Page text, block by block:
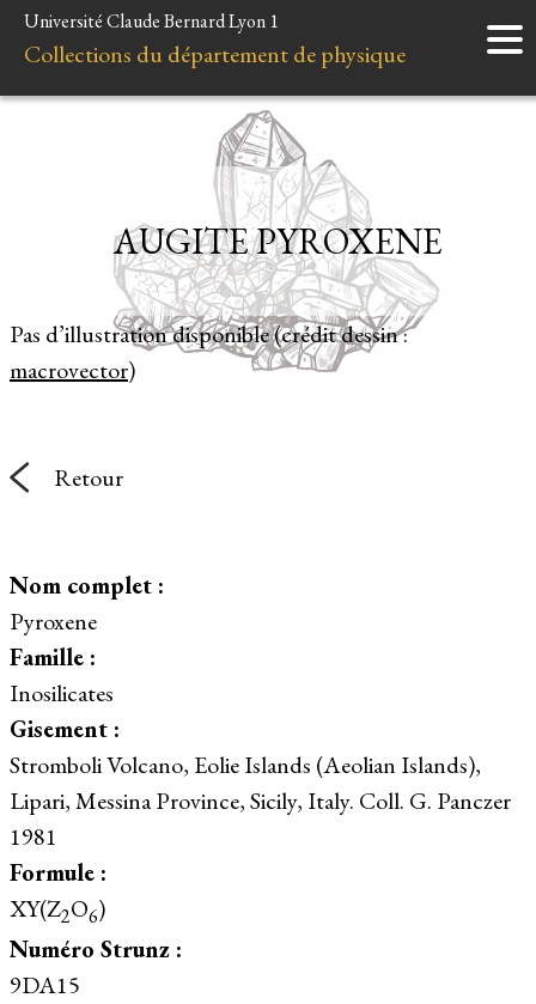
Accueil
Instruments
Liens et ressources
Université Claude Bernard Lyon 1
Collections du département de physique
Pas d’illustration disponible (crédit dessin :
macrovector)
AUGITE PYROXENE
Retour
Nom complet :
Pyroxene
Famille :
Inosilicates
Gisement :
Stromboli Volcano, Eolie Islands (Aeolian Islands),
Lipari, Messina Province, Sicily, Italy. Coll. G. Panczer
1981
Formule :
XY(Z2O6)
Numéro Strunz :
9DA15